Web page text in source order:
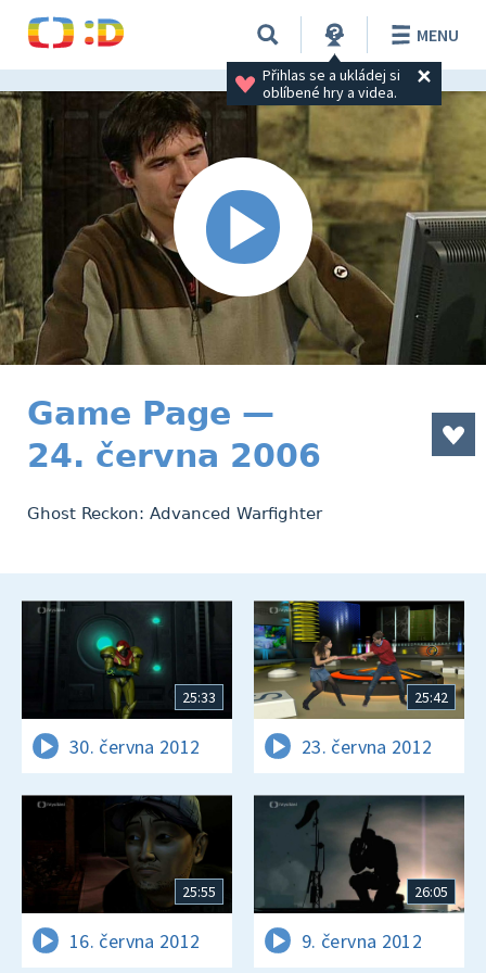
Přihlas se a ukládej si
oblíbené hry a videa.
MENU
Game Page —
24. června 2006
Ghost Reckon: Advanced Warfighter
25:33
30. června 2012
25:42
23. června 2012
25:55
16. června 2012
26:05
9. června 2012